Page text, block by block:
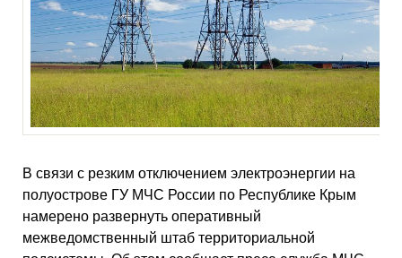
В связи с резким отключением электроэнергии на
полуострове ГУ МЧС России по Республике Крым
намерено развернуть оперативный
межведомственный штаб территориальной